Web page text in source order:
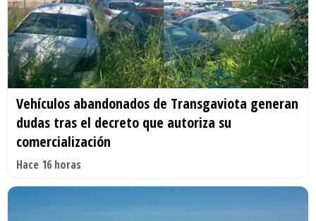
Vehículos abandonados de Transgaviota generan
dudas tras el decreto que autoriza su
comercialización
Hace 16 horas